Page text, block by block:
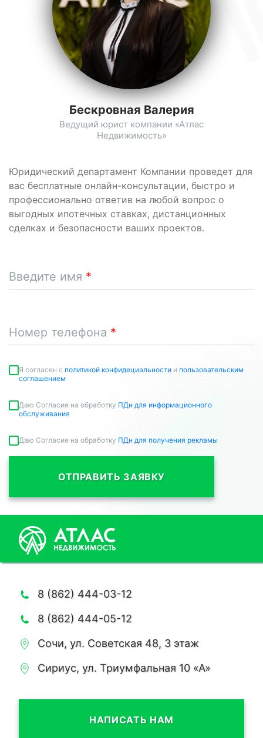
Юридический департамент Компании проведет для
вас бесплатные онлайн-консультации, быстро и
профессионально ответив на любой вопрос о
выгодных ипотечных ставках, дистанционных
сделках и безопасности ваших проектов.
Введите имя
Номер телефона
Я согласен c политикой конфидециальности и пользовательским
соглашением
Даю Согласие на обработку ПДн для информационного
обслуживания
Даю Согласие на обработку ПДн для получения рекламы
ОТПРАВИТЬ ЗАЯВКУ
Бескровная Валерия
Ведущий юрист компании «Атлас
Недвижимость»
8 (862) 444-03-12
8 (862) 444-05-12
Сочи, ул. Советская 48, 3 этаж
Сириус, ул. Триумфальная 10 «А»
НАПИСАТЬ НАМ